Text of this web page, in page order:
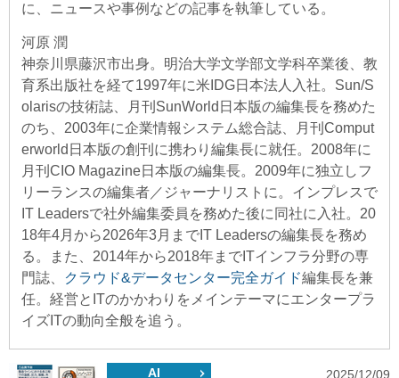
に、ニュースや事例などの記事を執筆している。
河原 潤
神奈川県藤沢市出身。明治大学文学部文学科卒業後、教
育系出版社を経て1997年に米IDG日本法人入社。Sun/S
olarisの技術誌、月刊SunWorld日本版の編集長を務めた
のち、2003年に企業情報システム総合誌、月刊Comput
erworld日本版の創刊に携わり編集長に就任。2008年に
月刊CIO Magazine日本版の編集長。2009年に独立しフ
リーランスの編集者／ジャーナリストに。インプレスで
IT Leadersで社外編集委員を務めた後に同社に入社。20
18年4月から2026年3月までIT Leadersの編集長を務め
る。また、2014年から2018年までITインフラ分野の専
門誌、
クラウド&データセンター完全ガイド編集長を兼
任。経営とITのかかわりをメインテーマにエンタープラ
イズITの動向全般を追う。
AI 2025/12/09